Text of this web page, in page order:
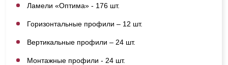
Ламели «Оптима» - 176 шт.
Горизонтальные профили – 12 шт.
Вертикальные профили – 24 шт.
Монтажные профили - 24 шт.